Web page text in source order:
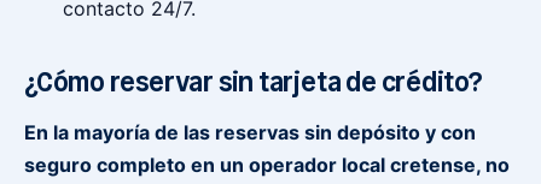
contacto 24/7.
¿Cómo reservar sin tarjeta de crédito?
En la mayoría de las reservas sin depósito y con
seguro completo en un operador local cretense, no